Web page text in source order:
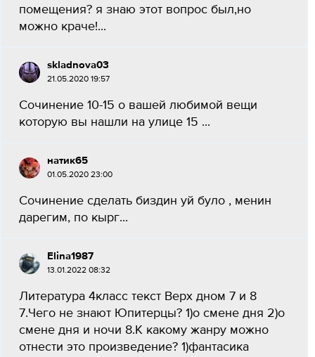
помещения? я знаю этот вопрос был,но
можно краче!...
skladnova03
21.05.2020 19:57
Сочинение 10-15 о вашей любимой вещи
которую вы нашли на улице 15 ​...
натик65
01.05.2020 23:00
Сочинение сделать биздин уй було , менин
дарегим, по кырг...
Elina1987
13.01.2022 08:32
Литература 4класс текст Верх дном​ 7 и 8
7.Чего не знают Юпитерцы? 1)о смене дня 2)о
смене дня и ночи 8.К какому жанру можно
отнести это произведение? 1)фантасика